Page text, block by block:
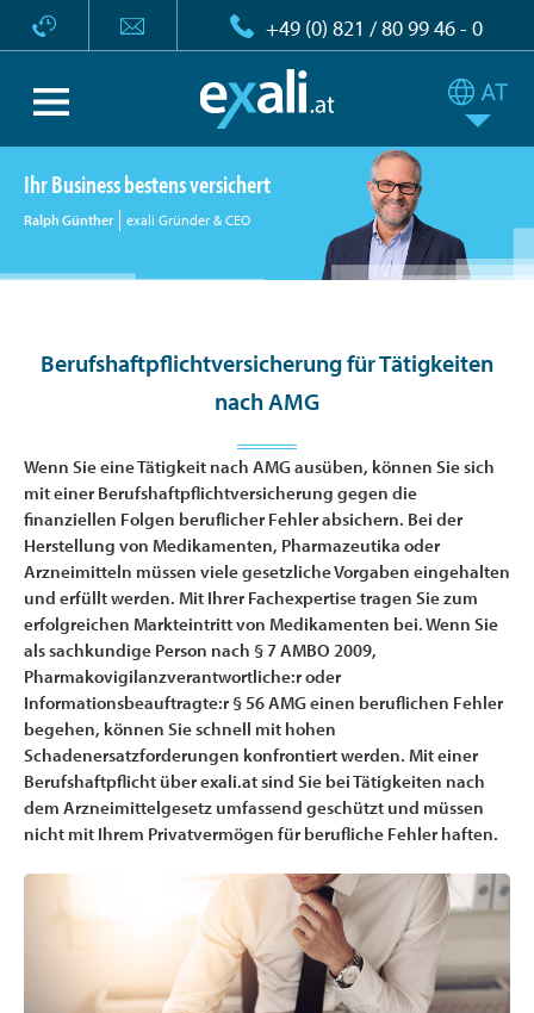
+49 (0) 821 / 80 99 46 - 0
Ihr Business bestens versichert
Ralph Günther exali Gründer & CEO
Berufshaftpflichtversicherung für Tätigkeiten
nach AMG
Wenn Sie eine Tätigkeit nach AMG ausüben, können Sie sich
mit einer Berufshaftpflichtversicherung gegen die
finanziellen Folgen beruflicher Fehler absichern. Bei der
Herstellung von Medikamenten, Pharmazeutika oder
Arzneimitteln müssen viele gesetzliche Vorgaben eingehalten
und erfüllt werden. Mit Ihrer Fachexpertise tragen Sie zum
erfolgreichen Markteintritt von Medikamenten bei. Wenn Sie
als sachkundige Person nach § 7 AMBO 2009,
Pharmakovigilanzverantwortliche:r oder
Informationsbeauftragte:r § 56 AMG einen beruflichen Fehler
begehen, können Sie schnell mit hohen
Schadenersatzforderungen konfrontiert werden. Mit einer
Berufshaftpflicht über exali.at sind Sie bei Tätigkeiten nach
dem Arzneimittelgesetz umfassend geschützt und müssen
nicht mit Ihrem Privatvermögen für berufliche Fehler haften.